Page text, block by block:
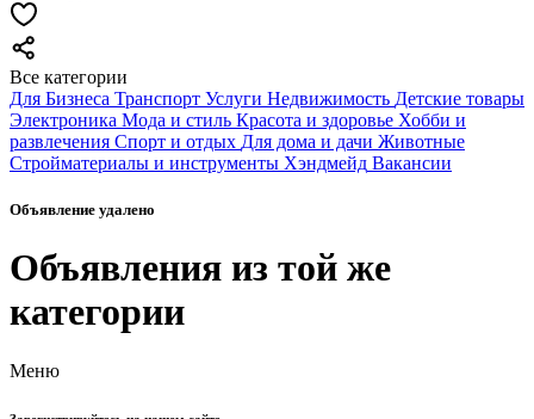
Все категории
Для Бизнеса Транспорт Услуги Недвижимость Детские товары
Электроника Мода и стиль Красота и здоровье Хобби и
развлечения Спорт и отдых Для дома и дачи Животные
Стройматериалы и инструменты Хэндмейд Вакансии
Объявление удалено
Объявления из той же
категории
Меню